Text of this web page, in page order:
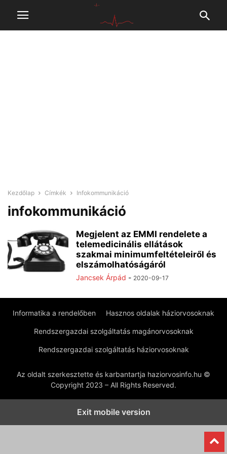
Kezdőlap Címkék Infokommunikáció
infokommunikáció
Megjelent az EMMI rendelete a
telemedicinális ellátások
szakmai minimumfeltételeiről és
elszámolhatóságáról
Jancsek Árpád - 2020-09-17
Informatika a rendelőben Hasznos oldalak háziorvosoknak
Rendszergazdai szolgáltatás magánorvosoknak
Rendszergazdai szolgáltatás háziorvosoknak
Az oldalt szerkesztette és karbantartja haziorvosinfo.hu ©
Copyright 2023 – All Rights Reserved.
Exit mobile version